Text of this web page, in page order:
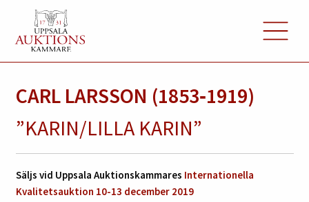
CARL LARSSON (1853‑1919)
”KARIN/LILLA KARIN”
Säljs vid Uppsala Auktionskammares Internationella
Kvalitetsauktion 10-13 december 2019